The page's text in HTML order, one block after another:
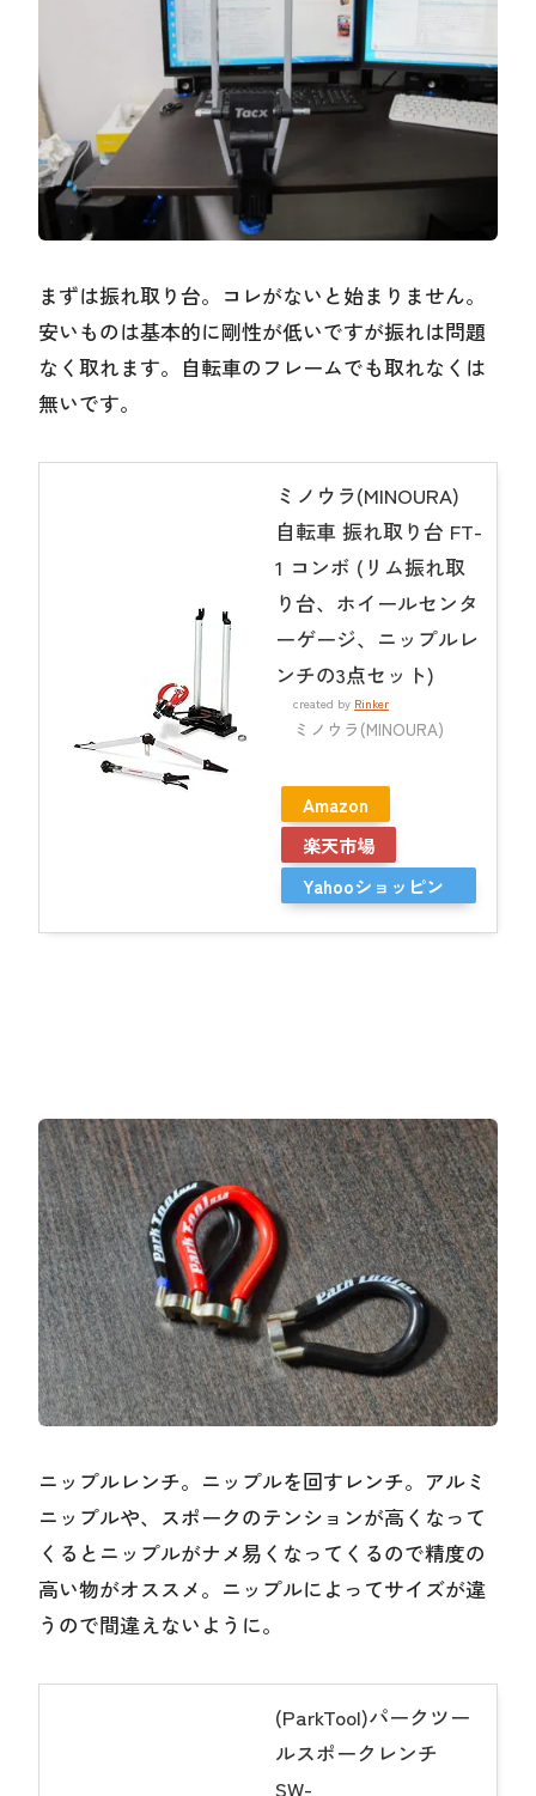
まずは振れ取り台。コレがないと始まりません。
安いものは基本的に剛性が低いですが振れは問題
なく取れます。自転車のフレームでも取れなくは
無いです。
ミノウラ(MINOURA)
自転車 振れ取り台 FT-
1 コンボ (リム振れ取
り台、ホイールセンタ
ーゲージ、ニップルレ
ンチの3点セット)
created by Rinker
ミノウラ(MINOURA)
Amazon
楽天市場
Yahooショッピン
ニップルレンチ。ニップルを回すレンチ。アルミ
ニップルや、スポークのテンションが高くなって
くるとニップルがナメ易くなってくるので精度の
高い物がオススメ。ニップルによってサイズが違
うので間違えないように。
(ParkTool)パークツー
ルスポークレンチ
SW-